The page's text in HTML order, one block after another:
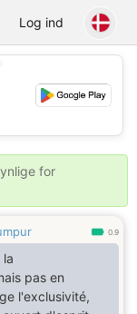
Log ind
💕
for
0.9
la
pas en
l'exclusivité,